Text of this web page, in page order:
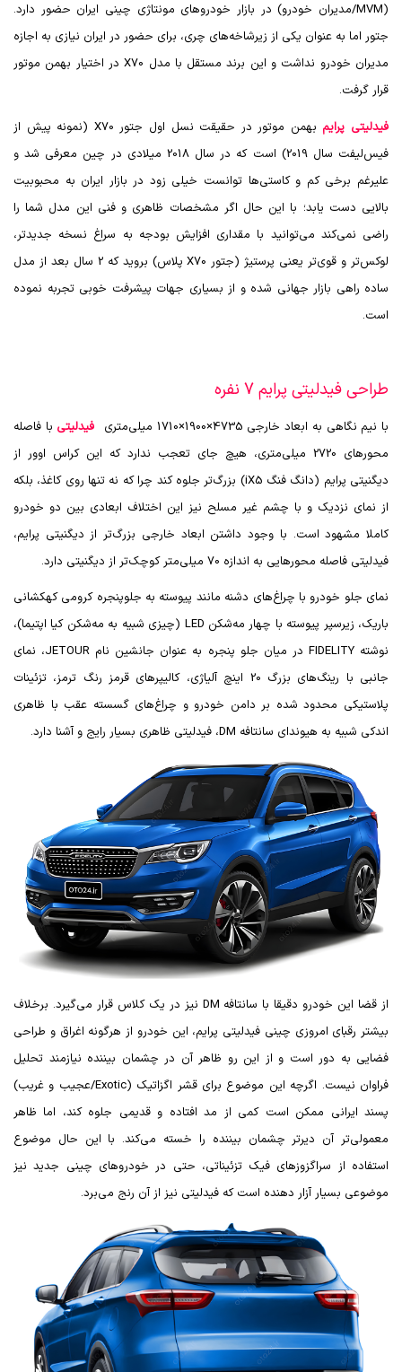
(
MVM/مدیران خودرو) در بازار خودروهای مونتاژی چینی ایران حضور دارد.
جتور اما به عنوان یکی از زیرشاخه‌های چری، برای حضور در ایران نیازی به اجازه
مدیران خودرو نداشت و این برند مستقل با مدل X70در اختیار بهمن موتور
قرار گرفت.
فیدلیتی پرایم بهمن موتور در حقیقت نسل اول جتور X70 (نمونه پیش از
فیس‌لیفت سال 2019) است که در سال 2018 میلادی در چین معرفی شد و
علیرغم برخی کم و کاستی‌ها توانست خیلی زود در بازار ایران به محبوبیت
بالایی دست یابد؛ با این حال اگر مشخصات ظاهری و فنی این مدل شما را
راضی نمی‌کند می‌توانید با مقداری افزایش بودجه به سراغ نسخه جدیدتر،
لوکس‌تر و قوی‌تر یعنی پرستیژ (جتور X70
پلاس) بروید که 2 سال بعد از مدل
ساده راهی بازار جهانی شده و از بسیاری جهات پیشرفت خوبی تجربه نموده
است.
طراحی فیدلیتی پرایم 7 نفره
با نیم نگاهی به ابعاد خارجی 4735×1900×1710 میلی‌متری فیدلیتی با فاصله
محورهای 2720 میلی‌متری، هیچ جای تعجب ندارد که این کراس اوور از
دیگنیتی پرایم (دانگ فنگ iX5) بزرگ‌تر جلوه کند چرا که نه تنها روی کاغذ، بلکه
از نمای نزدیک و با چشم غیر مسلح نیز این اختلاف ابعادی بین دو خودرو
کاملا مشهود است. با وجود داشتن ابعاد خارجی بزرگ‌تر از دیگنیتی پرایم،
فیدلیتی فاصله محورهایی به اندازه 70 میلی‌متر کوچک‌تر از دیگنیتی دارد.
نمای جلو خودرو با چراغ‌های دشنه مانند پیوسته به جلوپنجره کرومی کهکشانی
باریک، زیرسپر پیوسته با چهار مه‌شکن LED (چیزی شبیه به مه‌شکن کیا اپتیما)،
نوشتهFIDELITY در میان جلو پنجره به عنوان جانشین نام JETOUR، نمای
جانبی با رینگ‌های بزرگ 20 اینچ آلیاژی، کالیپرهای قرمز رنگ ترمز، تزئینات
پلاستیکی محدود شده بر دامن خودرو و چراغ‌های گسسته عقب با ظاهری
اندکی شبیه به هیوندای سانتافه DM، فیدلیتی ظاهری بسیار رایج و آشنا دارد.
از قضا این خودرو دقیقا با سانتافه DM نیز در یک کلاس قرار می‌گیرد. برخلاف
بیشتر رقبای امروزی چینی فیدلیتی پرایم، این خودرو از هرگونه اغراق و طراحی
فضایی به دور است و از این رو ظاهر آن در چشمان بیننده نیازمند تحلیل
فراوان نیست. اگرچه این موضوع برای قشر اگزاتیک (Exotic/عجیب و غریب)
پسند ایرانی ممکن است کمی از مد افتاده و قدیمی جلوه کند، اما ظاهر
معمولی‌تر آن دیرتر چشمان بیننده را خسته می‌کند. با این حال موضوع
استفاده از سراگزوزهای فیک تزئیناتی، حتی در خودروهای چینی جدید نیز
موضوعی بسیار آزار دهنده است که فیدلیتی نیز از آن رنج می‌برد.